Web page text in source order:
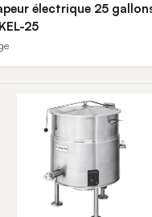
électrique 25
25